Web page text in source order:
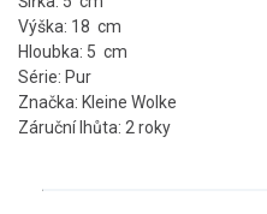
Výška: 18 cm
Hloubka: 5 cm
Série: Pur
Značka: Kleine Wolke
Záruční lhůta: 2 roky